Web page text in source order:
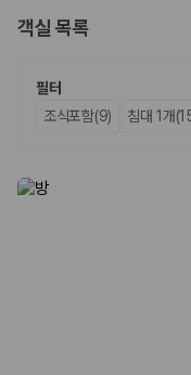
화면에서 비교해 사용자가
도록 돕습니다.
업체별 가격비교:
을 비교합니다.
차종별 최저가 비교:
도를 비교합니다.
제주공항 인수 조건 비
객실 목록
필터
조식포함(9)
침대 1개